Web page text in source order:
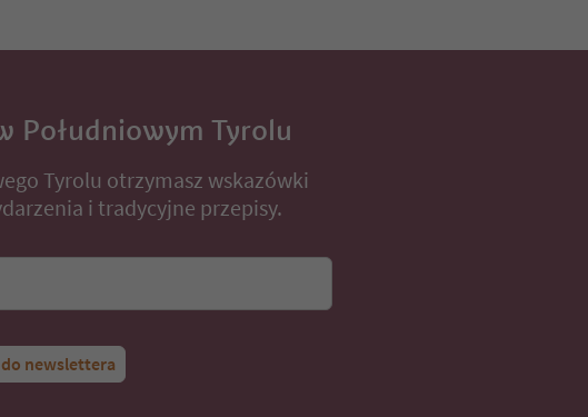
Południowym Tyrolu
Tyrolu otrzymasz wskazówki
i tradycyjne przepisy.
newslettera